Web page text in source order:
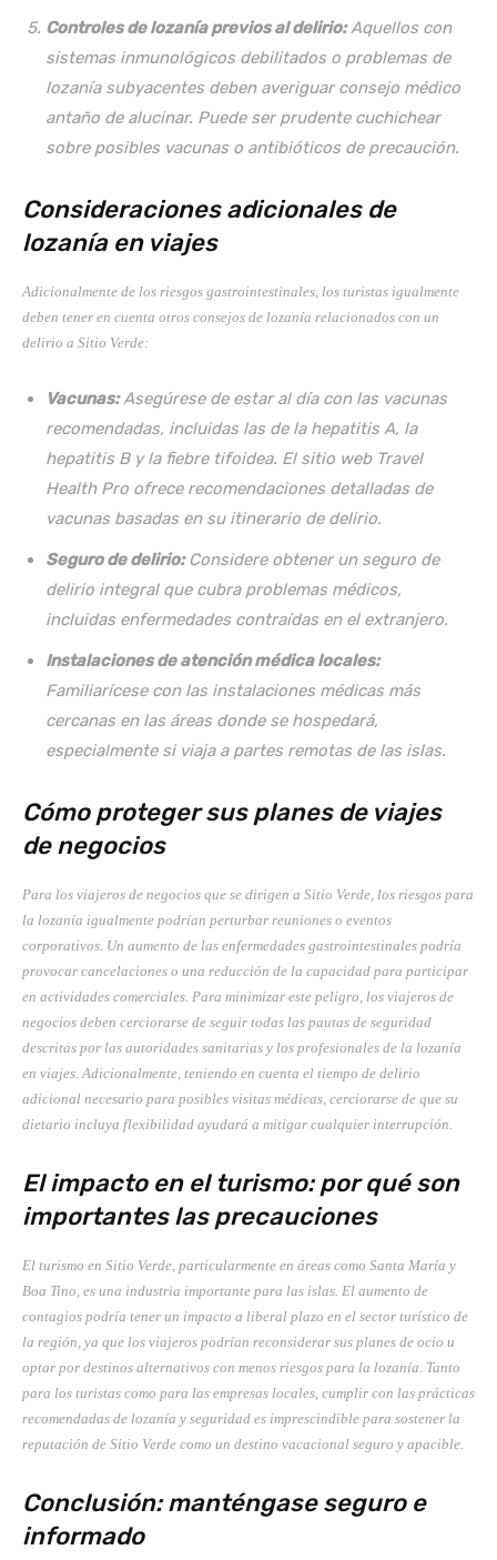
Controles de lozanía previos al delirio:Aquellos con
sistemas inmunológicos debilitados o problemas de
lozanía subyacentes deben averiguar consejo médico
antaño de alucinar. Puede ser prudente cuchichear
sobre posibles vacunas o antibióticos de precaución.
Consideraciones adicionales de
lozanía en viajes
Adicionalmente de los riesgos gastrointestinales, los turistas igualmente
deben tener en cuenta otros consejos de lozanía relacionados con un
delirio a Sitio Verde:
Vacunas:Asegúrese de estar al día con las vacunas
recomendadas, incluidas las de la hepatitis A, la
hepatitis B y la fiebre tifoidea. El sitio web Travel
Health Pro ofrece recomendaciones detalladas de
vacunas basadas en su itinerario de delirio.
Seguro de delirio:Considere obtener un seguro de
delirio integral que cubra problemas médicos,
incluidas enfermedades contraídas en el extranjero.
Instalaciones de atención médica locales:
Familiarícese con las instalaciones médicas más
cercanas en las áreas donde se hospedará,
especialmente si viaja a partes remotas de las islas.
Cómo proteger sus planes de viajes
de negocios
Para los viajeros de negocios que se dirigen a Sitio Verde, los riesgos para
la lozanía igualmente podrían perturbar reuniones o eventos
corporativos. Un aumento de las enfermedades gastrointestinales podría
provocar cancelaciones o una reducción de la capacidad para participar
en actividades comerciales. Para minimizar este peligro, los viajeros de
negocios deben cerciorarse de seguir todas las pautas de seguridad
descritas por las autoridades sanitarias y los profesionales de la lozanía
en viajes. Adicionalmente, teniendo en cuenta el tiempo de delirio
adicional necesario para posibles visitas médicas, cerciorarse de que su
dietario incluya flexibilidad ayudará a mitigar cualquier interrupción.
El impacto en el turismo: por qué son
importantes las precauciones
El turismo en Sitio Verde, particularmente en áreas como Santa María y
Boa Tino, es una industria importante para las islas. El aumento de
contagios podría tener un impacto a liberal plazo en el sector turístico de
la región, ya que los viajeros podrían reconsiderar sus planes de ocio u
optar por destinos alternativos con menos riesgos para la lozanía. Tanto
para los turistas como para las empresas locales, cumplir con las prácticas
recomendadas de lozanía y seguridad es imprescindible para sostener la
reputación de Sitio Verde como un destino vacacional seguro y apacible.
Conclusión: manténgase seguro e
informado